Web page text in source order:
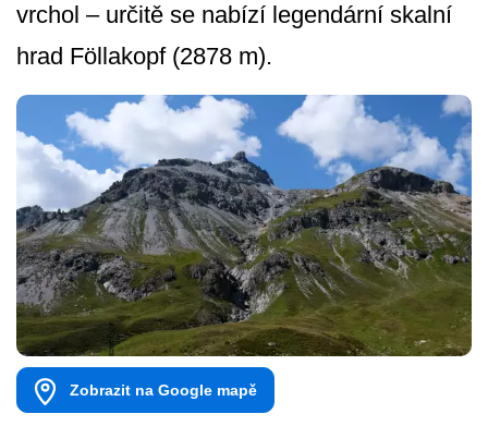
vrchol – určitě se nabízí legendární skalní
hrad Föllakopf (2878 m).
Zobrazit na Google mapě